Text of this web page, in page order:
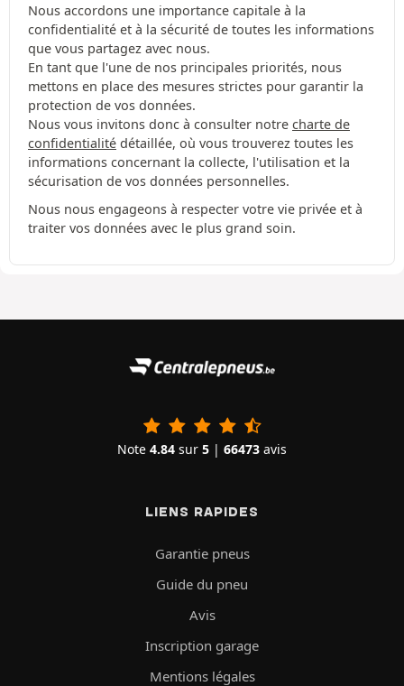
Nous accordons une importance capitale à la
confidentialité et à la sécurité de toutes les informations
que vous partagez avec nous.
En tant que l'une de nos principales priorités, nous
mettons en place des mesures strictes pour garantir la
protection de vos données.
Nous vous invitons donc à consulter notre charte de
confidentialité détaillée, où vous trouverez toutes les
informations concernant la collecte, l'utilisation et la
sécurisation de vos données personnelles.
Nous nous engageons à respecter votre vie privée et à
traiter vos données avec le plus grand soin.
Note 4.84 sur 5 | 66473 avis
LIENS RAPIDES
Garantie pneus
Guide du pneu
Avis
Inscription garage
Mentions légales